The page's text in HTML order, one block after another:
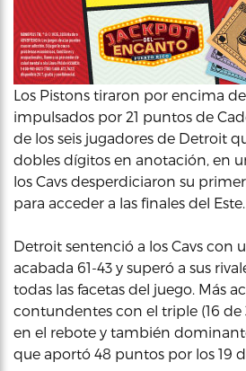
Los Pistons tiraron por encima
impulsados por 21 puntos de
de los seis jugadores de Detroit
dobles dígitos en anotación, en
los Cavs desperdiciaron su
para acceder a las finales del Este.
Detroit sentenció a los Cavs con
acabada 61-43 y superó a sus
todas las facetas del juego. Más
contundentes con el triple (16 de
en el rebote y también
que aportó 48 puntos por los 19